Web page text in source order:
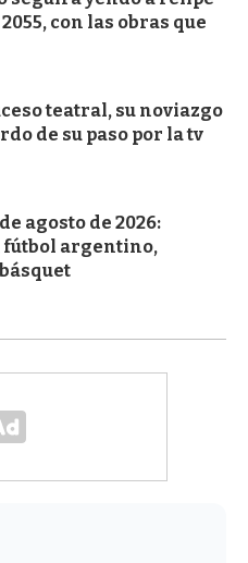
con las obras que
teatral, su noviazgo
de su paso por la tv
agosto de 2026:
fútbol argentino,